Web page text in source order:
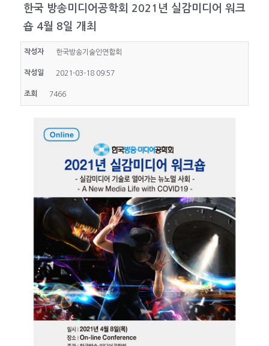
한국 방송미디어공학회 2021년 실감미디어 워크
숍 4월 8일 개최
작성자 한국방송기술인연합회
작성일 2021-03-18 09:57
조회 7466